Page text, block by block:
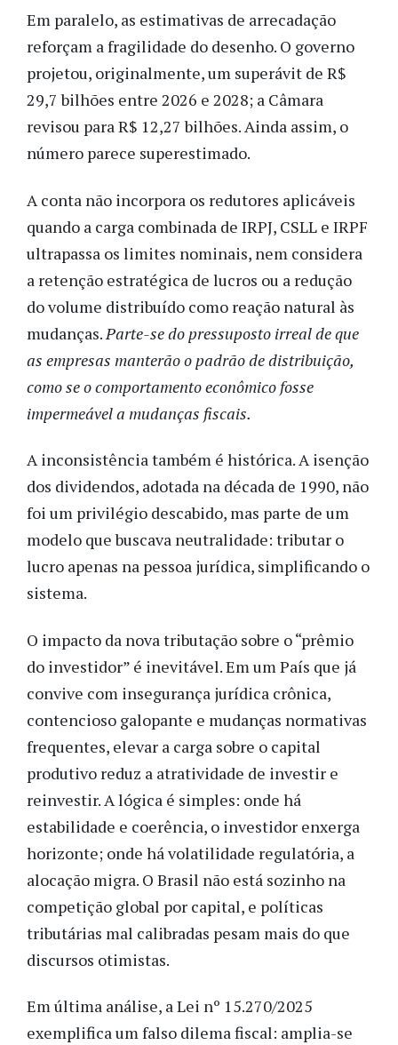
Em paralelo, as estimativas de arrecadação
reforçam a fragilidade do desenho. O governo
projetou, originalmente, um superávit de R$
29,7 bilhões entre 2026 e 2028; a Câmara
revisou para R$ 12,27 bilhões. Ainda assim, o
número parece superestimado.
A conta não incorpora os redutores aplicáveis
quando a carga combinada de IRPJ, CSLL e IRPF
ultrapassa os limites nominais, nem considera
a retenção estratégica de lucros ou a redução
do volume distribuído como reação natural às
mudanças.Parte-se do pressuposto irreal de que
as empresas manterão o padrão de distribuição,
como se o comportamento econômico fosse
impermeável a mudanças fiscais.
A inconsistência também é histórica. A isenção
dos dividendos, adotada na década de 1990, não
foi um privilégio descabido, mas parte de um
modelo que buscava neutralidade: tributar o
lucro apenas na pessoa jurídica, simplificando o
sistema.
O impacto da nova tributação sobre o “prêmio
do investidor” é inevitável. Em um País que já
convive com insegurança jurídica crônica,
contencioso galopante e mudanças normativas
frequentes, elevar a carga sobre o capital
produtivo reduz a atratividade de investir e
reinvestir. A lógica é simples: onde há
estabilidade e coerência, o investidor enxerga
horizonte; onde há volatilidade regulatória, a
alocação migra. O Brasil não está sozinho na
competição global por capital, e políticas
tributárias mal calibradas pesam mais do que
discursos otimistas.
Em última análise, a Lei nº 15.270/2025
exemplifica um falso dilema fiscal: amplia-se